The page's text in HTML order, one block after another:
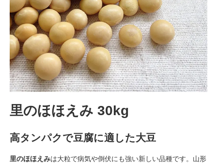
里のほほえみ 30kg
高タンパクで豆腐に適した大豆
里のほほえみは大粒で病気や倒伏にも強い新しい品種です。山形